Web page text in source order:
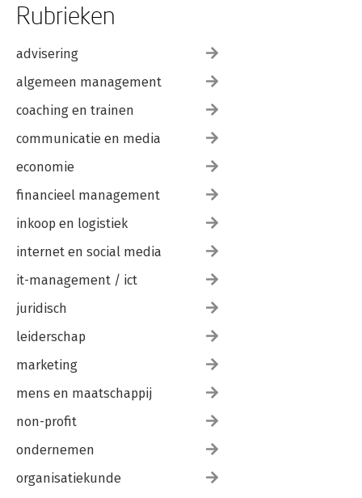
Rubrieken
advisering
algemeen management
coaching en trainen
communicatie en media
economie
financieel management
inkoop en logistiek
internet en social media
it-management / ict
juridisch
leiderschap
marketing
mens en maatschappij
non-profit
ondernemen
organisatiekunde